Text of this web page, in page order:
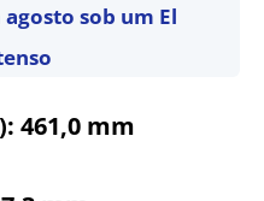
sob um El
461,0 mm